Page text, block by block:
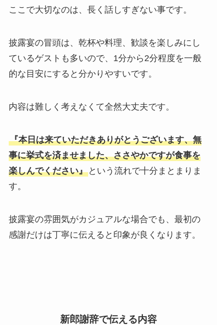
ここで大切なのは、長く話しすぎない事です。
披露宴の冒頭は、乾杯や料理、歓談を楽しみにし
ているゲストも多いので、1分から2分程度を一般
的な目安にすると分かりやすいです。
内容は難しく考えなくて全然大丈夫です。
『本日は来ていただきありがとうございます、無
事に挙式を済ませました、ささやかですが食事を
楽しんでください』という流れで十分まとまりま
す。
披露宴の雰囲気がカジュアルな場合でも、最初の
感謝だけは丁寧に伝えると印象が良くなります。
新郎謝辞で伝える内容